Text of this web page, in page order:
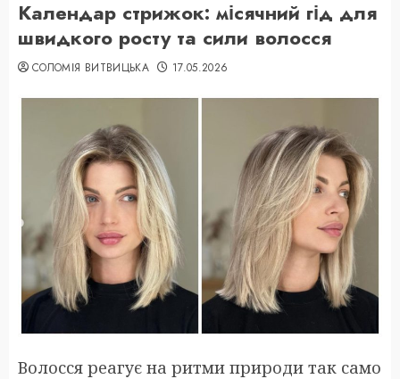
Календар стрижок: місячний гід для
швидкого росту та сили волосся
СОЛОМІЯ ВИТВИЦЬКА 17.05.2026
Волосся реагує на ритми природи так само